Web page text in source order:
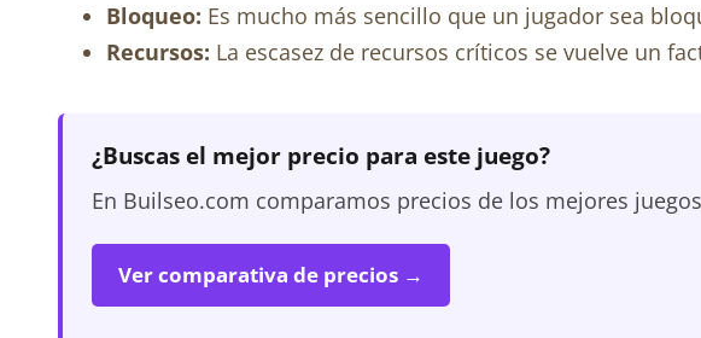
Bloqueo: Es mucho más sencillo que un jugador sea
Recursos: La escasez de recursos críticos se vuelve un
¿Buscas el mejor precio para este juego?
En Builseo.com comparamos precios de los mejores
Ver comparativa de precios →